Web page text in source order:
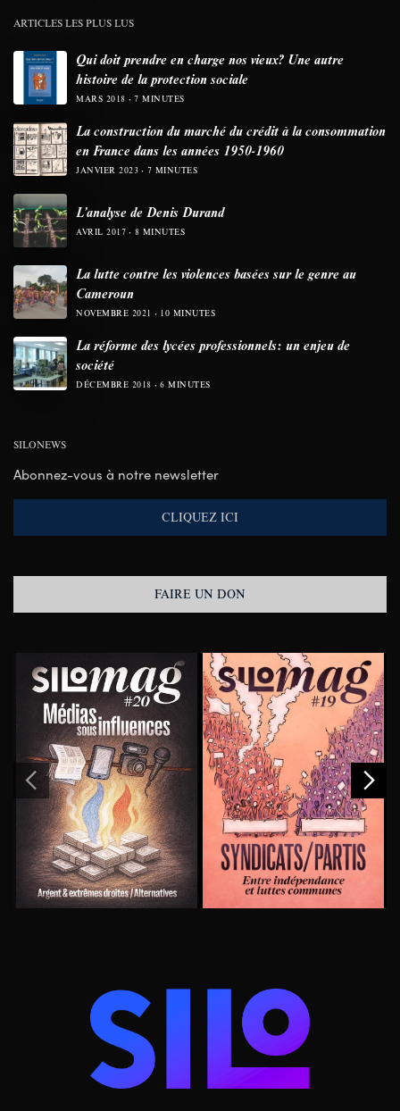
ARTICLES LES PLUS LUS
Qui doit prendre en charge nos vieux? Une autre
histoire de la protection sociale
MARS 2018 7 MINUTES
La construction du marché du crédit à la consommation
en France dans les années 1950-1960
JANVIER 2023 7 MINUTES
L’analyse de Denis Durand
AVRIL 2017 8 MINUTES
La lutte contre les violences basées sur le genre au
Cameroun
NOVEMBRE 2021 10 MINUTES
La réforme des lycées professionnels: un enjeu de
société
DÉCEMBRE 2018 6 MINUTES
SILONEWS
Abonnez-vous à notre newsletter
CLIQUEZ ICI
FAIRE UN DON